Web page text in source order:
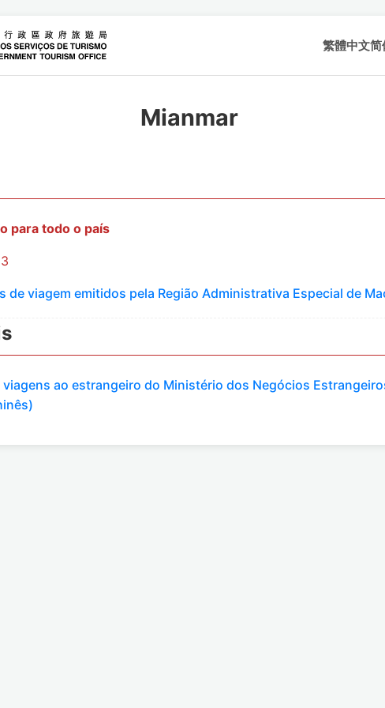
繁體中文简
Mianmar
para todo o país
de viagem emitidos pela Região Administrativa Especial de
ao estrangeiro do Ministério dos Negócios